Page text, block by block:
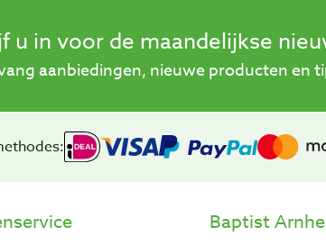
u in voor de maandelijkse
aanbiedingen, nieuwe producten en
Baptist